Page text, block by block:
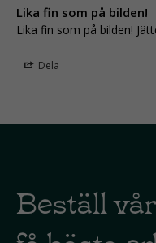
Lika fin som på bilden!
Lika fin som på bilden!
Dela
Beställ